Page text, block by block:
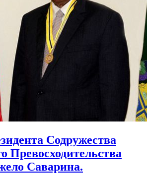
Содружества
Превосходительства
Саварина.